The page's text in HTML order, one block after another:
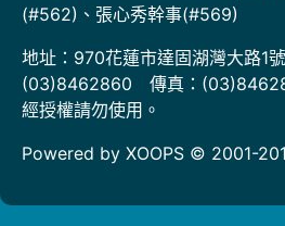
(#562)、張心秀幹事(#569)
地址：970花蓮市達固湖灣大路1
(03)8462860 傳真：
經授權請勿使用。
Powered by XOOPS © 2001-